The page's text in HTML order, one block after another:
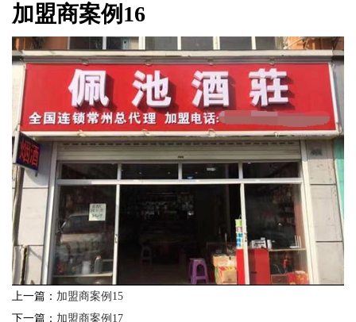
加盟商案例16
上一篇： 加盟商案例15
下一篇： 加盟商案例17